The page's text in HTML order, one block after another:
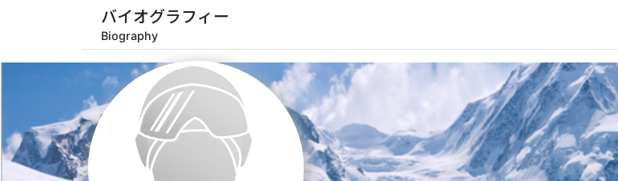
バイオグラフィー
Biography